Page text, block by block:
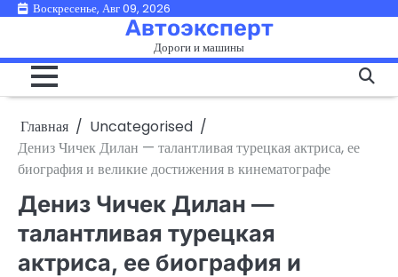
ПерейтиВоскресенье, Авг 09, 2026
Автоэксперт
Дороги и машины
Главная
Uncategorised
Дениз Чичек Дилан — талантливая турецкая актриса, ее
биография и великие достижения в кинематографе
Дениз Чичек Дилан —
талантливая турецкая
актриса, ее биография и